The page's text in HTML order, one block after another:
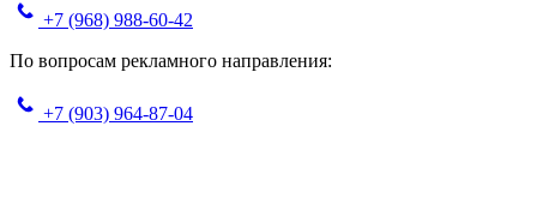
+7 (968) 988-60-42
По вопросам рекламного направления:
+7 (903) 964-87-04